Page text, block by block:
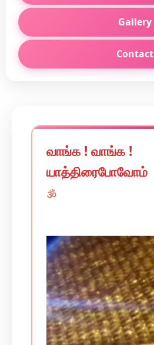
Gallery
Contact
வாங்க ! வாங்க !
யாத்திரைபோவோம்
🕉️